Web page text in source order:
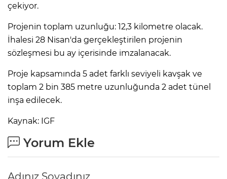
çekiyor.
Projenin toplam uzunluğu: 12,3 kilometre olacak.
İhalesi 28 Nisan'da gerçekleştirilen projenin
sözleşmesi bu ay içerisinde imzalanacak.
Proje kapsamında 5 adet farklı seviyeli kavşak ve
toplam 2 bin 385 metre uzunluğunda 2 adet tünel
inşa edilecek.
Kaynak: IGF
Yorum Ekle
Adınız Soyadınız